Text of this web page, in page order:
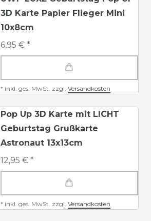
3D Karte Papier Flieger Mini
10x8cm
6,95 € *
* inkl. ges. MwSt. zzgl. Versandkosten
Pop Up 3D Karte mit LICHT
Geburtstag Grußkarte
Astronaut 13x13cm
12,95 € *
* inkl. ges. MwSt. zzgl. Versandkosten